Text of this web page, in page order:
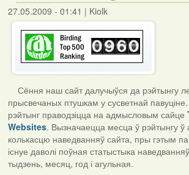
27.05.2009 - 01:41 | Kiolk
Сёння наш сайт далучыўся да рэйтынгу
прысвечаных птушкам у сусветнай
рэйтынг праводзіцца на адмысловым сайце
Websites. Вызначаецца месца ў рэйтынгу ў
колькасцю наведванняў сайта, пры гэтым
існуе даволі поўная статыстыка
тыдзень, месяц, год і агульная.